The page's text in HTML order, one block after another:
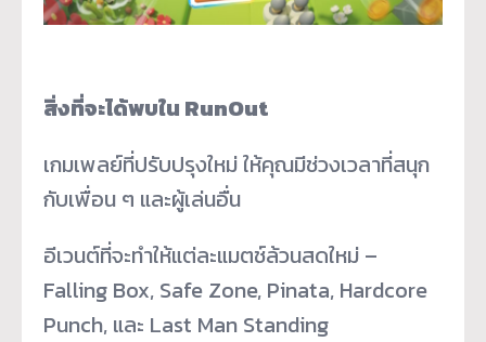
สิ่งที่จะได้พบใน RunOut
เกมเพลย์ที่ปรับปรุงใหม่ ให้คุณมีช่วงเวลาที่สนุก
กับเพื่อน ๆ และผู้เล่นอื่น
อีเวนต์ที่จะทำให้แต่ละแมตช์ล้วนสดใหม่ –
Falling Box, Safe Zone, Pinata, Hardcore
Punch, และ Last Man Standing